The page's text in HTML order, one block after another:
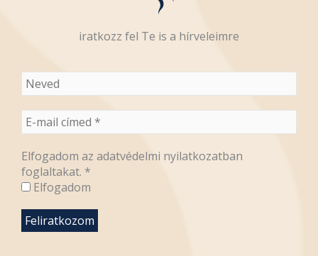
iratkozz fel Te is a hírveleimre
Elfogadom az adatvédelmi nyilatkozatban
foglaltakat. *
Elfogadom